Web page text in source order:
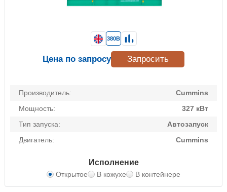
Производитель:
Cummins
Мощность:
327 кВт
Тип запуска:
Автозапуск
Двигатель:
Cummins
Исполнение
Открытое В кожухе В контейнере
380В
Цена по запросу Запросить